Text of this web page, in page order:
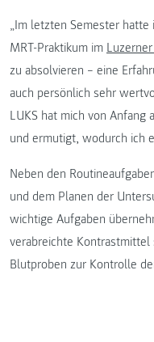
„Im letzten Semester
MRT-Praktikum im
zu absolvieren – eine
auch persönlich sehr
LUKS hat mich von
und ermutigt, wodurch ich
Neben den
und dem Planen der
wichtige Aufgaben
verabreichte
Blutproben zur Kontrolle